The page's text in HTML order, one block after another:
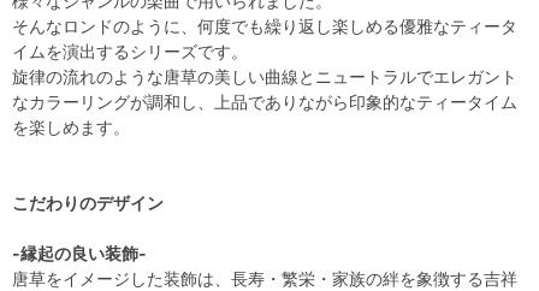
そんなロンドのように、何度でも繰り返し楽しめる優雅なティータ
イムを演出するシリーズです。
旋律の流れのような唐草の美しい曲線とニュートラルでエレガント
なカラーリングが調和し、上品でありながら印象的なティータイム
を楽しめます。
こだわりのデザイン
-縁起の良い装飾-
唐草をイメージした装飾は、長寿・繁栄・家族の絆を象徴する吉祥